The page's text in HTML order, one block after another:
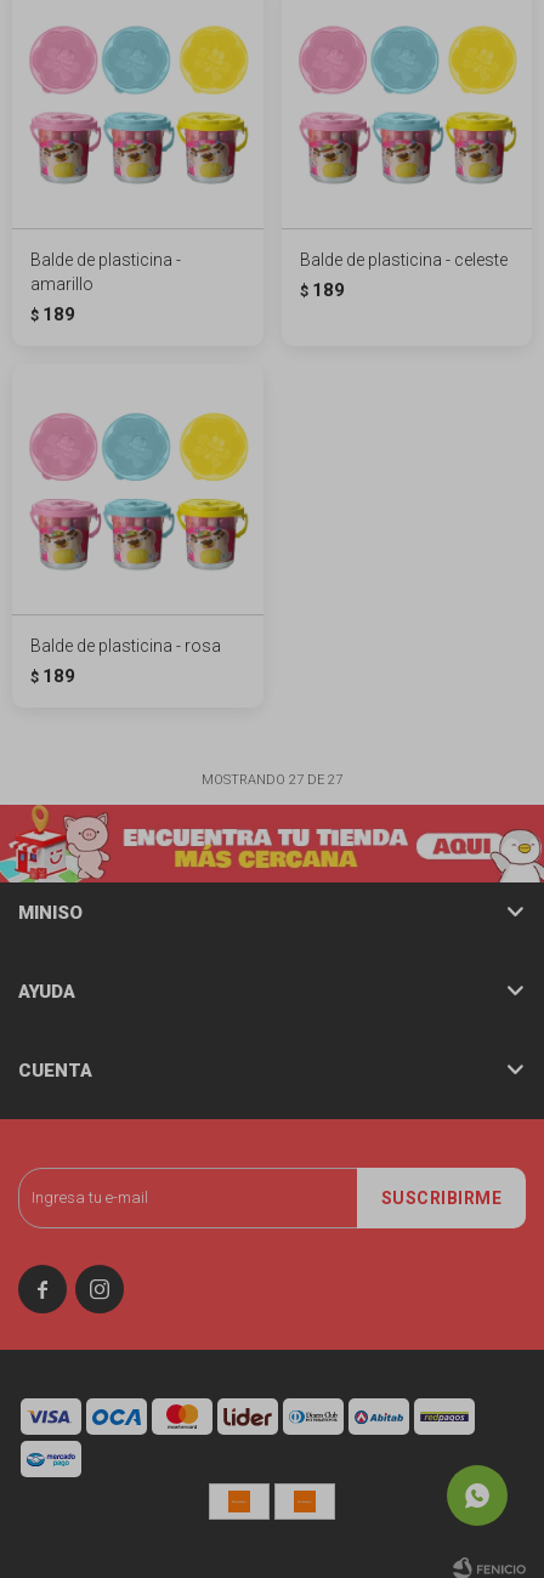
Balde de plasticina -
amarillo
$ 189
Balde de plasticina - celeste
$ 189
Balde de plasticina - rosa
$ 189
MOSTRANDO 27 DE 27
SUSCRIBIRME
 
MINISO
AYUDA
CUENTA